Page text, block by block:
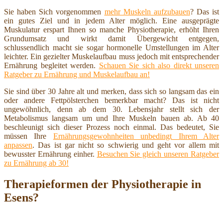
Sie haben Sich vorgenommen mehr Muskeln aufzubauen? Das ist
ein gutes Ziel und in jedem Alter möglich. Eine ausgeprägte
Muskulatur erspart Ihnen so manche Physiotherapie, erhöht Ihren
Grundumsatz und wirkt damit Übergewicht entgegen,
schlussendlich macht sie sogar hormonelle Umstellungen im Alter
leichter. Ein gezielter Muskelaufbau muss jedoch mit entsprechender
Ernährung begleitet werden. Schauen Sie sich also direkt unseren
Ratgeber zu Ernährung und Muskelaufbau an!
Sie sind über 30 Jahre alt und merken, dass sich so langsam das ein
oder andere Fettpölsterchen bemerkbar macht? Das ist nicht
ungewöhnlich, denn ab dem 30. Lebensjahr stellt sich der
Metabolismus langsam um und Ihre Muskeln bauen ab. Ab 40
beschleunigt sich dieser Prozess noch einmal. Das bedeutet, Sie
müssen Ihre Ernährungsgewohnheiten unbedingt Ihrem Alter
anpassen. Das ist gar nicht so schwierig und geht vor allem mit
bewusster Ernährung einher. Besuchen Sie gleich unseren Ratgeber
zu Ernährung ab 30!
Therapieformen der Physiotherapie in
Esens?